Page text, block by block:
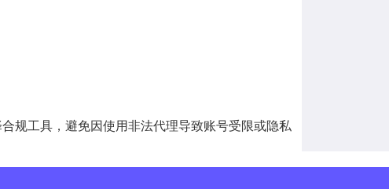
规工具，避免因使用非法代理导致账号受限或隐私